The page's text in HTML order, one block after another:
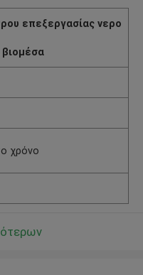
επεξεργασίας νερο
χρόνο